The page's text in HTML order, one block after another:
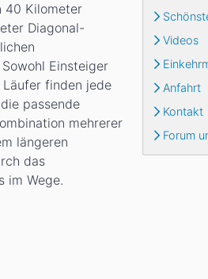
Videos
Anfahrt
Kontakt
Forum
40 Kilometer
Diagonal-
Einsteiger
finden jede
passende
mehrerer
längeren
das
im Wege.